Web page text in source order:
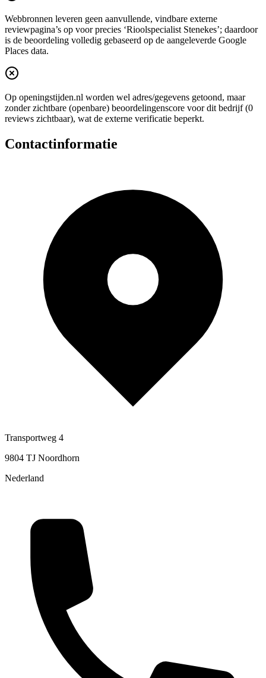
Webbronnen leveren geen aanvullende, vindbare externe
reviewpagina’s op voor precies ‘Rioolspecialist Stenekes’; daardoor
is de beoordeling volledig gebaseerd op de aangeleverde Google
Places data.
Op openingstijden.nl worden wel adres/gegevens getoond, maar
zonder zichtbare (openbare) beoordelingenscore voor dit bedrijf (0
reviews zichtbaar), wat de externe verificatie beperkt.
Contactinformatie
Transportweg 4
9804 TJ Noordhorn
Nederland